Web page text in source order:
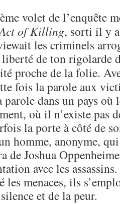
volet de l’enquête
of Killing, sorti il y a
les criminels
liberté de ton rigolarde
proche de la folie.
fois la parole aux
dans un pays où
où il n’existe pas
la porte à côté de
homme, anonyme,
de Joshua
avec les
menaces, ils
et de la peur.